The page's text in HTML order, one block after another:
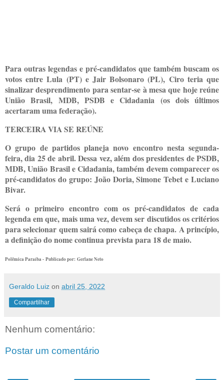
Para outras legendas e pré-candidatos que também buscam os
votos entre Lula (PT) e Jair Bolsonaro (PL), Ciro teria que
sinalizar desprendimento para sentar-se à mesa que hoje reúne
União Brasil, MDB, PSDB e Cidadania (os dois últimos
acertaram uma federação).
TERCEIRA VIA SE REÚNE
O grupo de partidos planeja novo encontro nesta segunda-
feira, dia 25 de abril. Dessa vez, além dos presidentes de PSDB,
MDB, União Brasil e Cidadania, também devem comparecer os
pré-candidatos do grupo: João Doria, Simone Tebet e Luciano
Bivar.
Será o primeiro encontro com os pré-candidatos de cada
legenda em que, mais uma vez, devem ser discutidos os critérios
para selecionar quem sairá como cabeça de chapa. A princípio,
a definição do nome continua prevista para 18 de maio.
Polêmica Paraíba - Publicado por: Gerlane Neto
Geraldo Luiz on abril 25, 2022
Compartilhar
Nenhum comentário:
Postar um comentário